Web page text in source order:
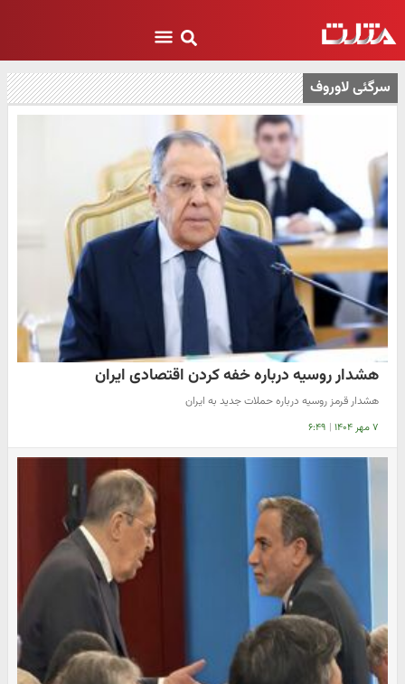
سرگئی لاوروف
هشدار روسیه درباره خفه کردن اقتصادی ایران
هشدار قرمز روسیه درباره حملات جدید به ایران
۷ مهر ۱۴۰۴ | ۶:۴۹